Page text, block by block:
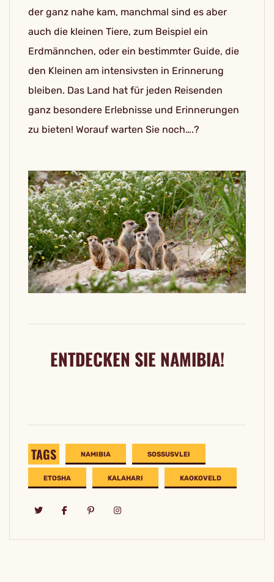
der ganz nahe kam, manchmal sind es aber
auch die kleinen Tiere, zum Beispiel ein
Erdmännchen, oder ein bestimmter Guide, die
den Kleinen am intensivsten in Erinnerung
bleiben. Das Land hat für jeden Reisenden
ganz besondere Erlebnisse und Erinnerungen
zu bieten! Worauf warten Sie noch….?
ENTDECKEN SIE NAMIBIA!
TAGS NAMIBIA SOSSUSVLEI
ETOSHA KALAHARI KAOKOVELD